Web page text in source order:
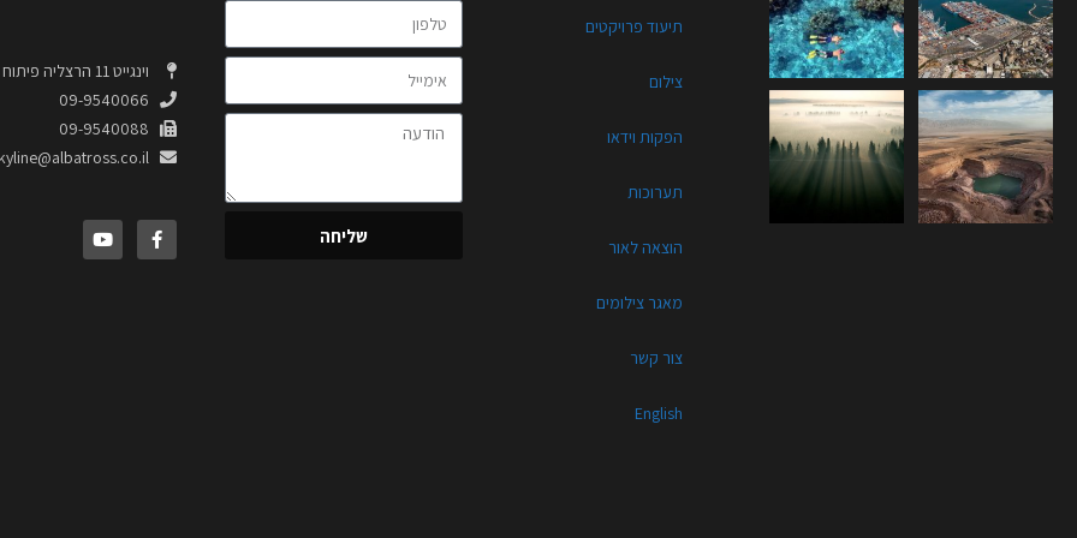
תיעוד פרויקטים
צילום
הפקות וידאו
תערוכות
הוצאה לאור
מאגר צילומים
צור קשר
English
שליחה
וינגייט 11 הרצליה פיתוח 4664320
09-9540066
09-9540088